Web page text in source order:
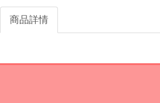
商品詳情